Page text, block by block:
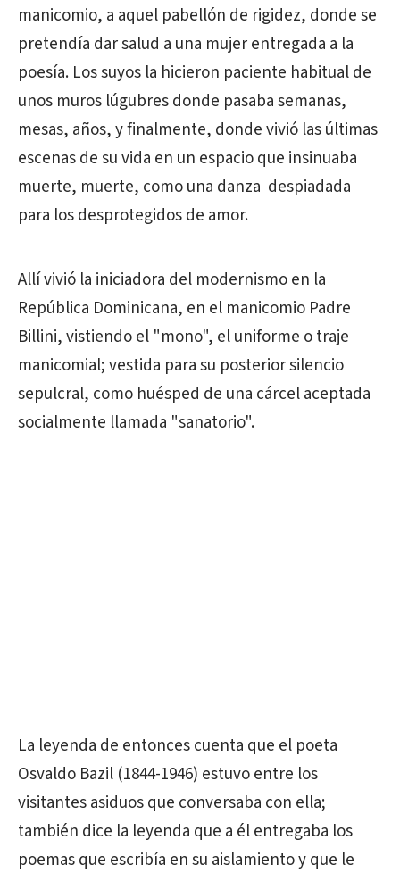
manicomio, a aquel pabellón de rigidez, donde se
pretendía dar salud a una mujer entregada a la
poesía. Los suyos la hicieron paciente habitual de
unos muros lúgubres donde pasaba semanas,
mesas, años, y finalmente, donde vivió las últimas
escenas de su vida en un espacio que insinuaba
muerte, muerte, como una danza despiadada
para los desprotegidos de amor.
Allí vivió la iniciadora del modernismo en la
República Dominicana, en el manicomio Padre
Billini, vistiendo el "mono", el uniforme o traje
manicomial; vestida para su posterior silencio
sepulcral, como huésped de una cárcel aceptada
socialmente llamada "sanatorio".
La leyenda de entonces cuenta que el poeta
Osvaldo Bazil (1844-1946) estuvo entre los
visitantes asiduos que conversaba con ella;
también dice la leyenda que a él entregaba los
poemas que escribía en su aislamiento y que le